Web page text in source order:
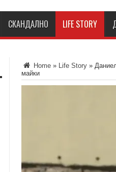
СКАНДАЛНО LIFE STORY
Home » Life Story »
майки